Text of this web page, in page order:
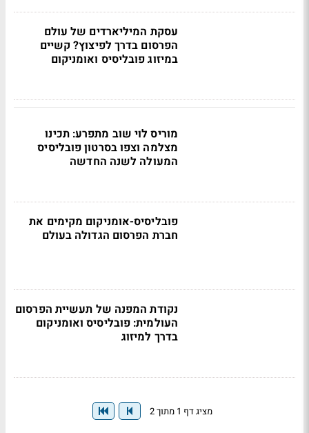
עסקת המיליארדים של עולם
הפרסום בדרך לפיצוץ? קשיים
במיזוג פובליסיס ואומניקום
מוריס לוי שוב מתפרע: תכינו
מצלמה וצפו בסרטון פובליסיס
המעולה לשנה החדשה
פובליסיס-אומניקום מקימים את
חברת הפרסום הגדולה בעולם
נקודת המפנה של תעשיית הפרסום
העולמית: פובליסיס ואומניקום
בדרך למיזוג
מציג דף 1 מתוך 2